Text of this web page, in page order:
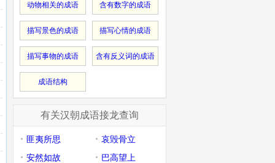
动物相关的成语 含有数字的成语
描写景色的成语 描写心情的成语
描写事物的成语 含有反义词的成语
成语结构
有关汉朝成语接龙查询
匪夷所思
哀毁骨立
安然如故
巴高望上